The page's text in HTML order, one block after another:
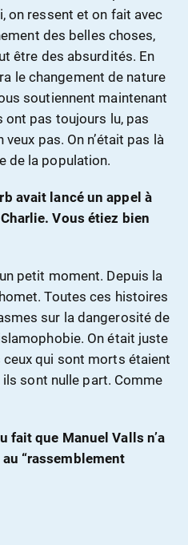
on ressent et on fait avec
des belles choses,
être des absurdités. En
le changement de nature
soutiennent maintenant
ont pas toujours lu, pas
pas. On n’était pas là
de la population.
avait lancé un appel à
Vous étiez bien
petit moment. Depuis la
Toutes ces histoires
sur la dangerosité de
On était juste
qui sont morts étaient
sont nulle part. Comme
fait que Manuel Valls n’a
“rassemblement